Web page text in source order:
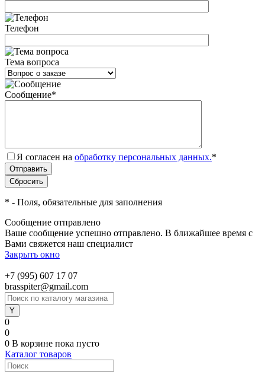
Телефон
Тема вопроса
Сообщение*
Я согласен на обработку персональных данных.*
* - Поля, обязательные для заполнения
Сообщение отправлено
Ваше сообщение успешно отправлено. В ближайшее время с
Вами свяжется наш специалист
Закрыть окно
+7 (995) 607 17 07
brasspiter@gmail.com
0
0
0 В корзине пока пусто
Каталог товаров